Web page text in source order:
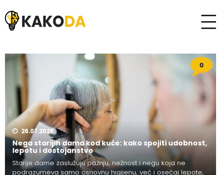
0
26.07.2026
Nega starijih dama kod kuće: kako spojiti udobnost,
lepotu i dostojanstvo
Starije dame zaslužuju pažnju, nežnost i negu koja ne
podrazumeva samo osnovnu higijenu, već i osećaj lepote,